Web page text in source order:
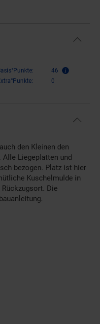
46
0
den Kleinen den
Liegeplatten und
bezogen. Platz ist hier
Kuschelmulde in
Die